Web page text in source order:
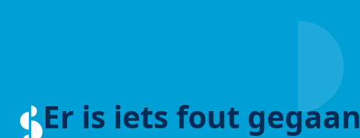
Er is iets fout gegaan